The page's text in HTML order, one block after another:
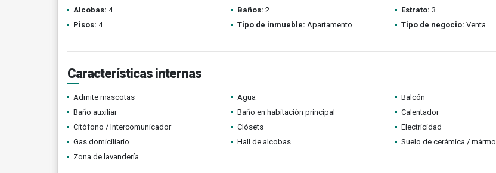
Alcobas: 4 Baños: 2 Estrato: 3
Pisos: 4 Tipo de inmueble: Apartamento Tipo de negocio: Venta
Características internas
Admite mascotas Agua
Balcón
Baño auxiliar
Baño en habitación principal
Calentador
Citófono / Intercomunicador
Clósets
Electricidad
Gas domiciliario
Hall de alcobas
Suelo de cerámica / mármol
Zona de lavandería